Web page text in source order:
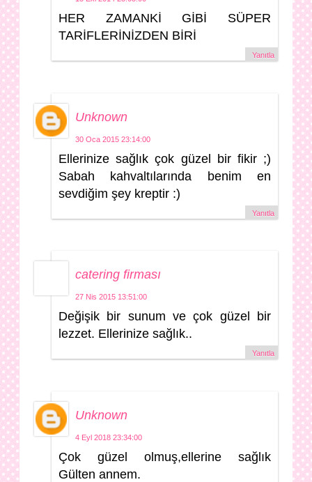
HER ZAMANKİ GİBİ SÜPER
TARİFLERİNİZDEN BİRİ
Yanıtla
Unknown
30 Oca 2015 23:14:00
Ellerinize sağlık çok güzel bir fikir ;)
Sabah kahvaltılarında benim en
sevdiğim şey kreptir :)
Yanıtla
catering firması
27 Nis 2015 13:51:00
Değişik bir sunum ve çok güzel bir
lezzet. Ellerinize sağlık..
Yanıtla
Unknown
4 Eyl 2018 23:34:00
Çok güzel olmuş,ellerine sağlık
Gülten annem.